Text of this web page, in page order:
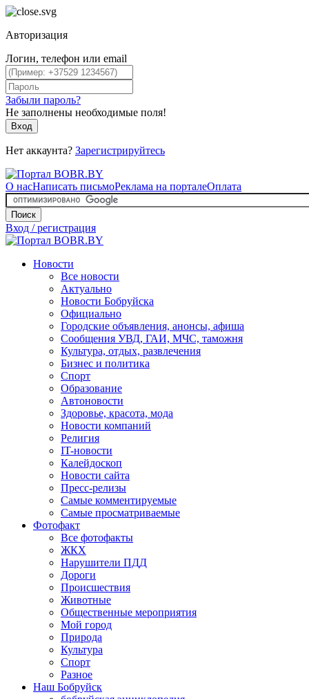
Авторизация
Логин, телефон или email
Забыли пароль?
Не заполнены необходимые поля!
Вход
Нет аккаунта? Зарегистрируйтесь
О насНаписать письмоРеклама на порталеОплата
Поиск
Вход / регистрация
Новости
Все новости
Актуально
Новости Бобруйска
Официально
Городские объявления, анонсы, афиша
Сообщения УВД, ГАИ, МЧС, таможня
Культура, отдых, развлечения
Бизнес и политика
Спорт
Образование
Автоновости
Здоровье, красота, мода
Новости компаний
Религия
IT-новости
Калейдоскоп
Новости сайта
Пресс-релизы
Самые комментируемые
Самые просматриваемые
Фотофакт
Все фотофакты
ЖКХ
Нарушители ПДД
Дороги
Происшествия
Животные
Общественные мероприятия
Мой город
Природа
Культура
Спорт
Разное
Наш Бобруйск